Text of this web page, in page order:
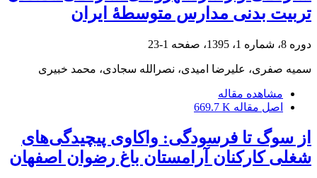
تربیت بدنی مدارس متوسطۀ ایران
دوره 8، شماره 1، 1395، صفحه 1-23
سمیه صفری، علیرضا امیدی، نصرالله سجادی، محمد خبیری
مشاهده مقاله
اصل مقاله 669.7 K
از سوگ تا فرسودگی: واکاوی پیچیدگی‌های
شغلی کارکنان آرامستان باغ رضوان اصفهان